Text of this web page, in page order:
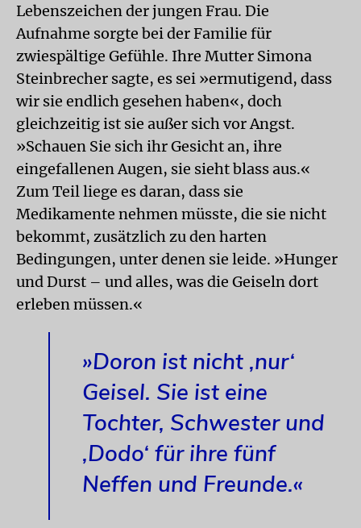
Lebenszeichen der jungen Frau. Die
Aufnahme sorgte bei der Familie für
zwiespältige Gefühle. Ihre Mutter Simona
Steinbrecher sagte, es sei »ermutigend, dass
wir sie endlich gesehen haben«, doch
gleichzeitig ist sie außer sich vor Angst.
»Schauen Sie sich ihr Gesicht an, ihre
eingefallenen Augen, sie sieht blass aus.«
Zum Teil liege es daran, dass sie
Medikamente nehmen müsste, die sie nicht
bekommt, zusätzlich zu den harten
Bedingungen, unter denen sie leide. »Hunger
und Durst – und alles, was die Geiseln dort
erleben müssen.«
»Doron ist nicht ‚nur‘
Geisel. Sie ist eine
Tochter, Schwester und
‚Dodo‘ für ihre fünf
Neffen und Freunde.«